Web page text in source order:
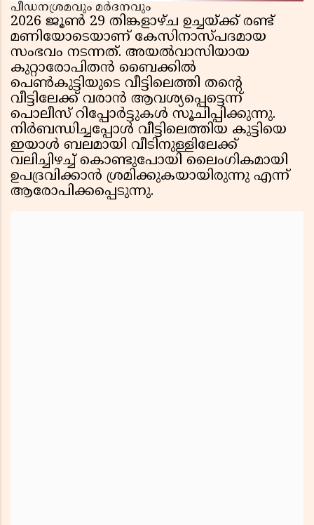
പീഡനശ്രമവും മർദനവും
2026 ജൂൺ 29 തിങ്കളാഴ്ച ഉച്ചയ്ക്ക് രണ്ട്
മണിയോടെയാണ് കേസിനാസ്പദമായ
സംഭവം നടന്നത്. അയൽവാസിയായ
കുറ്റാരോപിതൻ ബൈക്കിൽ
പെൺകുട്ടിയുടെ വീട്ടിലെത്തി തന്റെ
വീട്ടിലേക്ക് വരാൻ ആവശ്യപ്പെട്ടെന്ന്
പൊലീസ് റിപ്പോർട്ടുകൾ സൂചിപ്പിക്കുന്നു.
നിർബന്ധിച്ചപ്പോൾ വീട്ടിലെത്തിയ കുട്ടിയെ
ഇയാൾ ബലമായി വീടിനുള്ളിലേക്ക്
വലിച്ചിഴച്ച് കൊണ്ടുപോയി ലൈംഗികമായി
ഉപദ്രവിക്കാൻ ശ്രമിക്കുകയായിരുന്നു എന്ന്
ആരോപിക്കപ്പെടുന്നു.